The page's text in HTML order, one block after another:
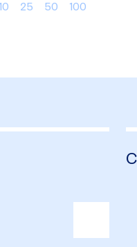
10 25 50 100